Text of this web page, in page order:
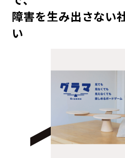
障害を生み出さない
い